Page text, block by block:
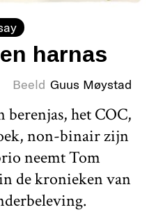
harnas
Beeld Guus Møystad
berenjas, het COC,
non-binair zijn
neemt Tom
de kronieken van